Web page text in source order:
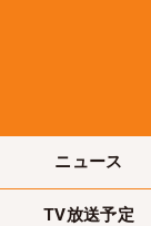
ニュース
TV放送予定